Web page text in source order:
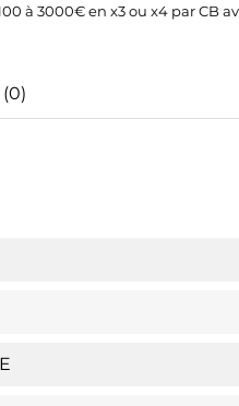
à 3000€ en x3 ou x4 par CB
(0)